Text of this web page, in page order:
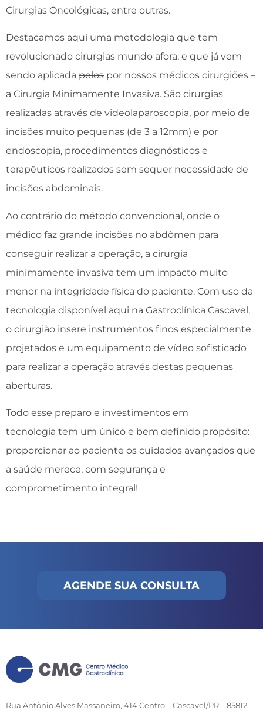
Cirurgias Oncológicas, entre outras.
Destacamos aqui uma metodologia que tem
revolucionado cirurgias mundo afora, e que já vem
sendo aplicada pelos por nossos médicos cirurgiões –
a Cirurgia Minimamente Invasiva. São cirurgias
realizadas através de videolaparoscopia, por meio de
incisões muito pequenas (de 3 a 12mm) e por
endoscopia, procedimentos diagnósticos e
terapêuticos realizados sem sequer necessidade de
incisões abdominais.
Ao contrário do método convencional, onde o
médico faz grande incisões no abdômen para
conseguir realizar a operação, a cirurgia
minimamente invasiva tem um impacto muito
menor na integridade física do paciente. Com uso da
tecnologia disponível aqui na Gastroclínica Cascavel,
o cirurgião insere instrumentos finos especialmente
projetados e um equipamento de vídeo sofisticado
para realizar a operação através destas pequenas
aberturas.
Todo esse preparo e investimentos em
tecnologia tem um único e bem definido propósito:
proporcionar ao paciente os cuidados avançados que
a saúde merece, com segurança e
comprometimento integral!
AGENDE SUA CONSULTA
Rua Antônio Alves Massaneiro, 414 Centro – Cascavel/PR – 85812-